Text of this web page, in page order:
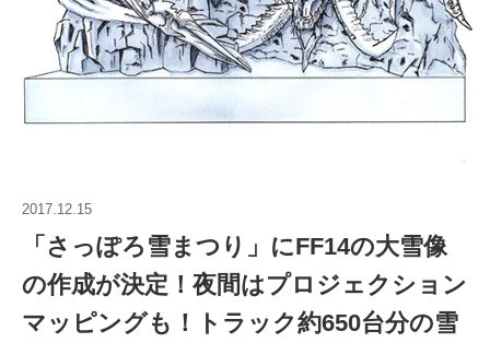
2017.12.15
「さっぽろ雪まつり」にFF14の大雪像
の作成が決定！夜間はプロジェクション
マッピングも！トラック約650台分の雪